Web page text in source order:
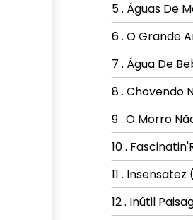
5 . Águas De
6 . O Grande
7 . Água De
8 . Chovendo
9 . O Morro
10 .
11 . Insensatez
12 . Inútil